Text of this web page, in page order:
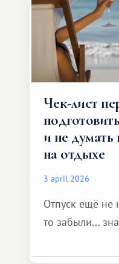
Чек-лист
и не думать
на отдыхе
3 april 2026
Отпуск ещё не
то забыли...